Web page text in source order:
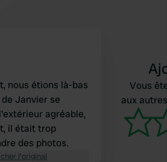
nous étions là-bas
Janvier se
agréable,
il était trop
des photos.
l'original
Vous
aux